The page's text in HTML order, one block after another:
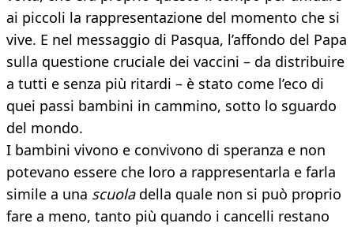
ai piccoli la rappresentazione del momento che si
vive. E nel messaggio di Pasqua, l’affondo del Papa
sulla questione cruciale dei vaccini – da distribuire
a tutti e senza più ritardi – è stato come l’eco di
quei passi bambini in cammino, sotto lo sguardo
del mondo.
I bambini vivono e convivono di speranza e non
potevano essere che loro a rappresentarla e farla
simile a una scuoladella quale non si può proprio
fare a meno, tanto più quando i cancelli restano